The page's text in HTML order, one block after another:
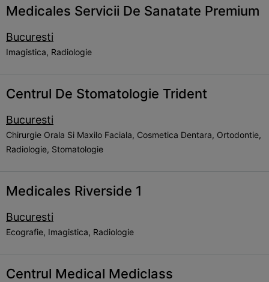
Medicales Servicii De Sanatate Premium
Bucuresti
Imagistica, Radiologie
Centrul De Stomatologie Trident
Bucuresti
Chirurgie Orala Si Maxilo Faciala, Cosmetica Dentara, Ortodontie,
Radiologie, Stomatologie
Medicales Riverside 1
Bucuresti
Ecografie, Imagistica, Radiologie
Centrul Medical Mediclass